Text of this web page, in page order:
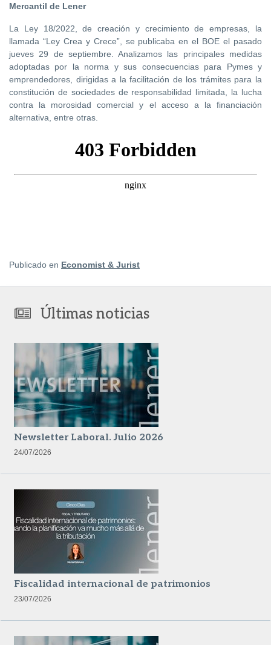
Mercantil de Lener
La Ley 18/2022, de creación y crecimiento de empresas, la
llamada “Ley Crea y Crece”, se publicaba en el BOE el pasado
jueves 29 de septiembre. Analizamos las principales medidas
adoptadas por la norma y sus consecuencias para Pymes y
emprendedores, dirigidas a la facilitación de los trámites para la
constitución de sociedades de responsabilidad limitada, la lucha
contra la morosidad comercial y el acceso a la financiación
alternativa, entre otras.
Publicado en Economist & Jurist
Últimas noticias
Newsletter Laboral. Julio 2026
24/07/2026
Fiscalidad internacional de patrimonios
23/07/2026